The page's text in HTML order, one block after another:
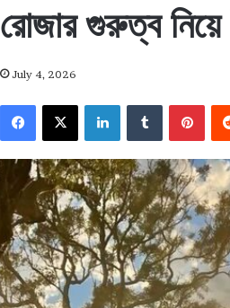
রোজার গুরুত্ব নিয়ে
July 4, 2026
Facebook
X LinkedInTumblr